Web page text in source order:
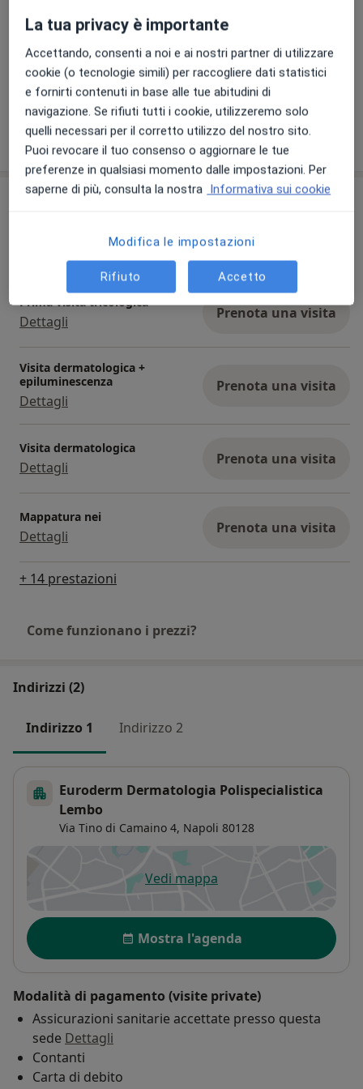
Sono contento del mio lavoro e mi sento appagato nel
pazienti.
Visualizza galleria (1)
Mostra dettagli
sull'esperienza
Prestazioni e prezzi
Visita tricologica
Prenota una visita
Prima visita tricologica
Dettagli Prenota una visita
Visita dermatologica +
epiluminescenza
Dettagli
Prenota una visita
Visita dermatologica
Dettagli Prenota una visita
Mappatura nei
Dettagli Prenota una visita
+ 14 prestazioni
Come funzionano i prezzi?
Indirizzi (2)
Indirizzo 1 Indirizzo 2
Euroderm Dermatologia Polispecialistica
Lembo
Via Tino di Camaino 4, Napoli 80128
Vedi mappasi apre in una nuova scheda
Disponibilità
Mostra l'agenda
Modalità di pagamento (visite private)
Assicurazioni sanitarie accettate presso questa
sede Dettagli
Contanti
Carta di debito
La tua privacy è importante
Accettando, consenti a noi e ai nostri partner di utilizzare
cookie (o tecnologie simili) per raccogliere dati statistici
e fornirti contenuti in base alle tue abitudini di
navigazione. Se rifiuti tutti i cookie, utilizzeremo solo
quelli necessari per il corretto utilizzo del nostro sito.
Puoi revocare il tuo consenso o aggiornare le tue
preferenze in qualsiasi momento dalle impostazioni. Per
saperne di più, consulta la nostra Informativa sui cookie
Modifica le impostazioni
Rifiuto Accetto